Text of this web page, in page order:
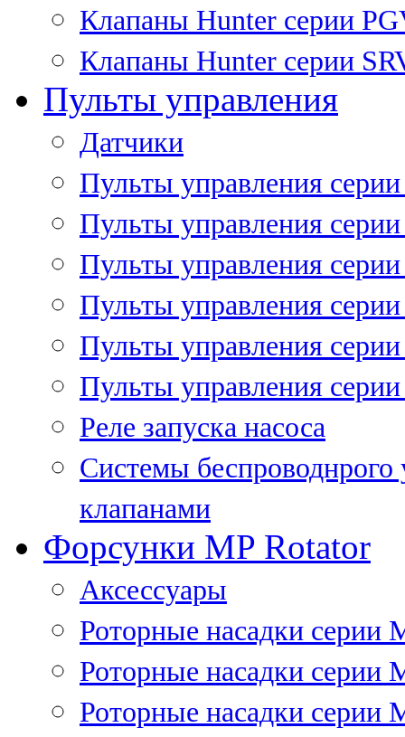
Клапаны Hunter серии
Клапаны Hunter серии
Пульты управления
Датчики
Пульты управления
Пульты управления
Пульты управления
Пульты управления
Пульты управления
Пульты управления
Реле запуска насоса
Системы
клапанами
Форсунки MP Rotator
Аксессуары
Роторные насадки серии
Роторные насадки серии
Роторные насадки серии